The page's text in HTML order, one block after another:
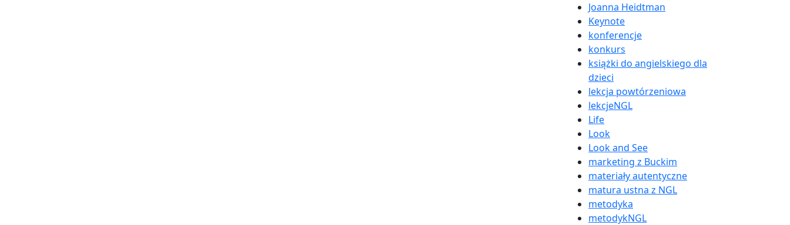
Joanna Heidtman
Keynote
konferencje
konkurs
książki do angielskiego dla
dzieci
lekcja powtórzeniowa
lekcjeNGL
Life
Look
Look and See
marketing z Buckim
materiały autentyczne
matura ustna z NGL
metodyka
metodykNGL